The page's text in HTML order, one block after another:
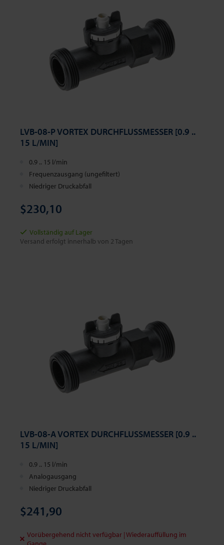
LVB-08-P VORTEX DURCHFLUSSMESSER [0.9 ..
15 L/MIN]
0.9 .. 15 l/min
Frequenzausgang (ungefiltert)
Niedriger Druckabfall
$230,10
Vollständig auf Lager
Versand erfolgt innerhalb von 2 Tagen
LVB-08-A VORTEX DURCHFLUSSMESSER [0.9 ..
15 L/MIN]
0.9 .. 15 l/min
Analogausgang
Niedriger Druckabfall
$241,90
Vorübergehend nicht verfügbar | Wiederauffüllung im